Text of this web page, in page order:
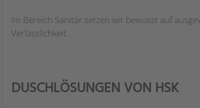
Im Bereich Sanitär setzen wir bewusst auf
Verlässlichkeit.
DUSCHLÖSUNGEN VON HSK